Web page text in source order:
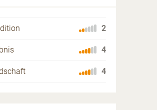
2
4
4